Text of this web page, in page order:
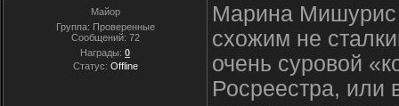
Майор
Группа: Проверенные
Сообщений: 72
Награды: 0
Статус: Offline
Марина Мишурис
схожим не
очень суровой
Росреестра, или